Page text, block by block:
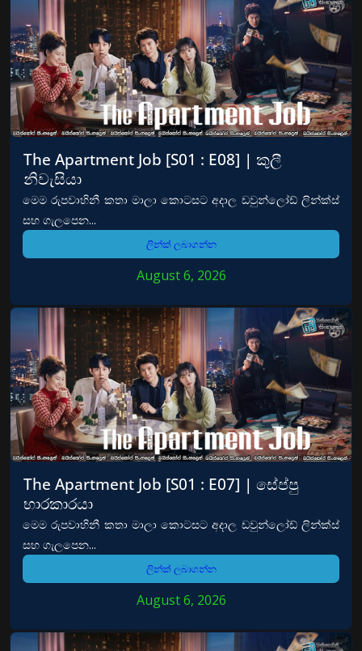
The Apartment Job [S01 : E08] | කුලී
නිවැසියා
මෙම රුපවාහිනී කතා මාලා කොටසට අදාල ඩවුන්ලෝඩ් ලින්ක්ස්
සහ ගැලපෙන...
ලින්ක් ලබාගන්න
August 6, 2026
The Apartment Job [S01 : E07] | සේප්පු
භාරකාරයා
මෙම රුපවාහිනී කතා මාලා කොටසට අදාල ඩවුන්ලෝඩ් ලින්ක්ස්
සහ ගැලපෙන...
ලින්ක් ලබාගන්න
August 6, 2026